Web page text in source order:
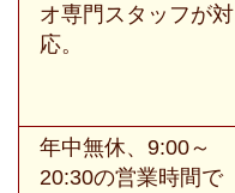
オ専門スタッフが対
応。
年中無休、9:00～
20:30の営業時間で